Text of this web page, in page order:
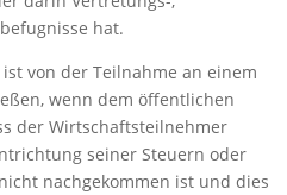
hat.
von der Teilnahme an einem
wenn dem öffentlichen
der Wirtschaftsteilnehmer
seiner Steuern oder
nachgekommen ist und dies